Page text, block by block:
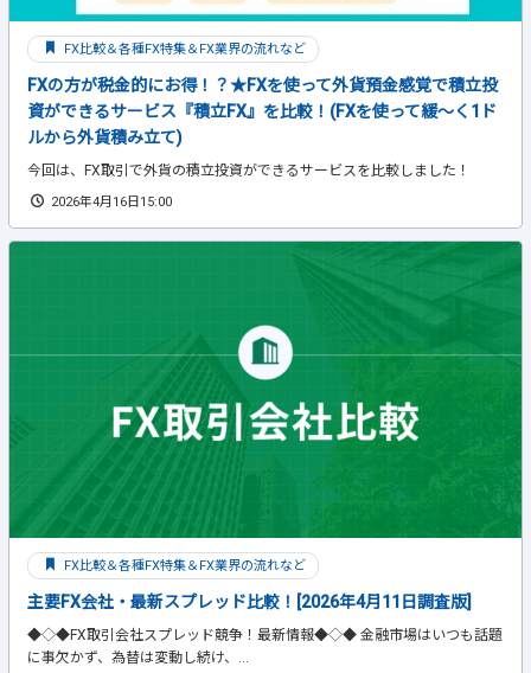
FX比較＆各種FX特集＆FX業界の流れなど
FXの方が税金的にお得！？★FXを使って外貨預金感覚で積立投
資ができるサービス『積立FX』を比較！(FXを使って緩～く1ド
ルから外貨積み立て)
今回は、FX取引で外貨の積立投資ができるサービスを比較しました！
2026年4月16日15:00
FX比較＆各種FX特集＆FX業界の流れなど
主要FX会社・最新スプレッド比較！[2026年4月11日調査版]
◆◇◆FX取引会社スプレッド競争！最新情報◆◇◆ 金融市場はいつも話題
に事欠かず、為替は変動し続け、...